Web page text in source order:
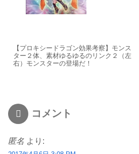
【プロキシードラゴン効果考察】モンス
ター２体、素材ゆるゆるのリンク２（左
右）モンスターの登場だ！
コメント
匿名 より: